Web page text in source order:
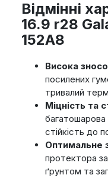
Відмінні
16.9 r28
152A8
Висока
посилених
тривалий
Міцність та
багатошарова
стійкість до
Оптимальне
протектора
ґрунтом та